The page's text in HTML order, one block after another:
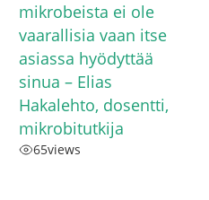
mikrobeista ei ole
vaarallisia vaan itse
asiassa hyödyttää
sinua – Elias
Hakalehto, dosentti,
mikrobitutkija
65views